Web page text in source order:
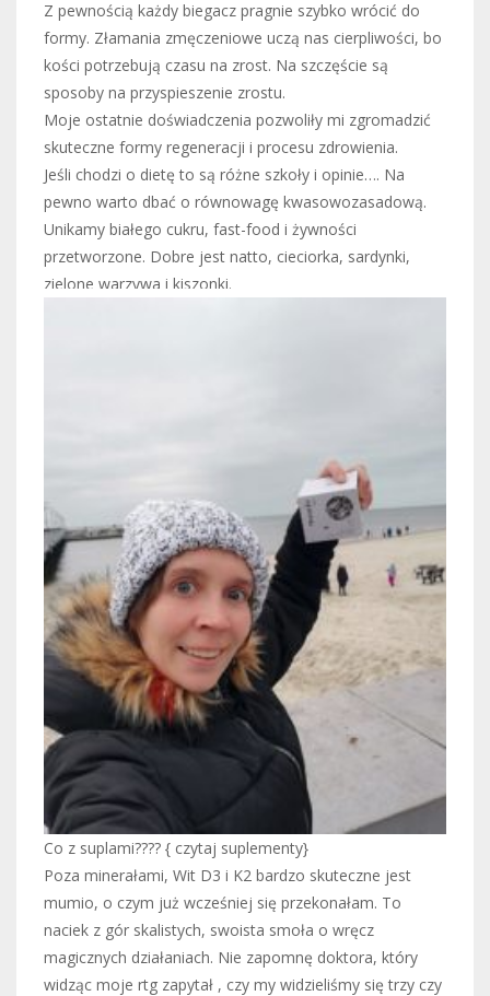
Z pewnością każdy biegacz pragnie szybko wrócić do
formy. Złamania zmęczeniowe uczą nas cierpliwości, bo
kości potrzebują czasu na zrost. Na szczęście są
sposoby na przyspieszenie zrostu.
Moje ostatnie doświadczenia pozwoliły mi zgromadzić
skuteczne formy regeneracji i procesu zdrowienia.
Jeśli chodzi o dietę to są różne szkoły i opinie…. Na
pewno warto dbać o równowagę kwasowozasadową.
Unikamy białego cukru, fast-food i żywności
przetworzone. Dobre jest natto, cieciorka, sardynki,
zielone warzywa i kiszonki.
Co z suplami???? { czytaj suplementy}
Poza minerałami, Wit D3 i K2 bardzo skuteczne jest
mumio, o czym już wcześniej się przekonałam. To
naciek z gór skalistych, swoista smoła o wręcz
magicznych działaniach. Nie zapomnę doktora, który
widząc moje rtg zapytał , czy my widzieliśmy się trzy czy